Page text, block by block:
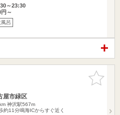
～23:30
～
風呂
お気に入
りに追加
屋市緑区
神沢駅567m
約11分鳴海ICからすぐ近く